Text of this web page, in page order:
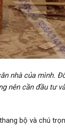
nhà của mình.
nên cần đầu tư và
bộ và chú